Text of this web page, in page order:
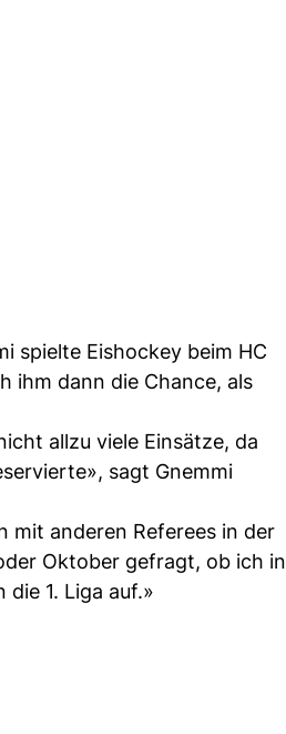
spielte Eishockey beim HC
ihm dann die Chance, als
allzu viele Einsätze, da
sagt Gnemmi
mit anderen Referees in der
Oktober gefragt, ob ich in
1. Liga auf.»